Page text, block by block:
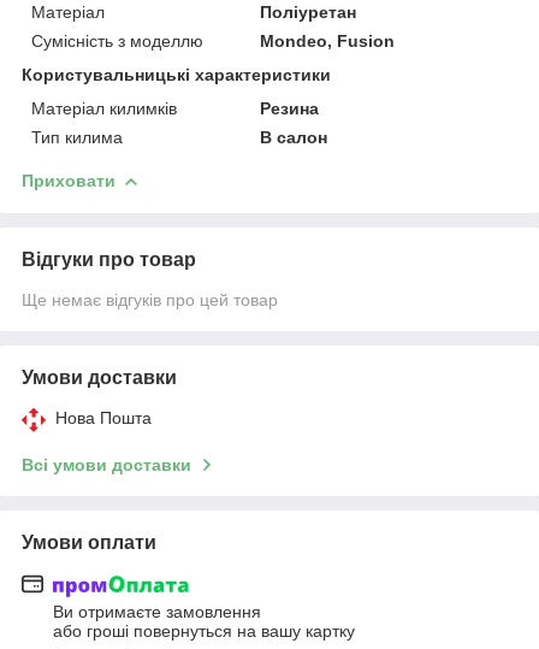
Матеріал
Поліуретан
Сумісність з моделлю
Mondeo, Fusion
Користувальницькі характеристики
Матеріал килимків
Резина
Тип килима
В салон
Приховати
Відгуки про товар
Ще немає відгуків про цей товар
Умови доставки
Нова Пошта
Всі умови доставки
Умови оплати
Ви отримаєте замовлення
або гроші повернуться на вашу картку